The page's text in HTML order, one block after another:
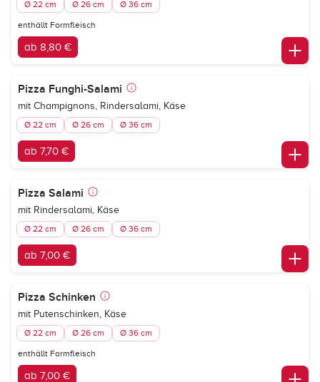
Ø 22 cm Ø 26 cm Ø 36 cm
enthällt Formfleisch
ab 8,80 €
Pizza Funghi-Salami
mit Champignons, Rindersalami, Käse
Ø 22 cm Ø 26 cm Ø 36 cm
ab 7,70 €
Pizza Salami
mit Rindersalami, Käse
Ø 22 cm Ø 26 cm Ø 36 cm
ab 7,00 €
Pizza Schinken
mit Putenschinken, Käse
Ø 22 cm Ø 26 cm Ø 36 cm
enthällt Formfleisch
ab 7,00 €